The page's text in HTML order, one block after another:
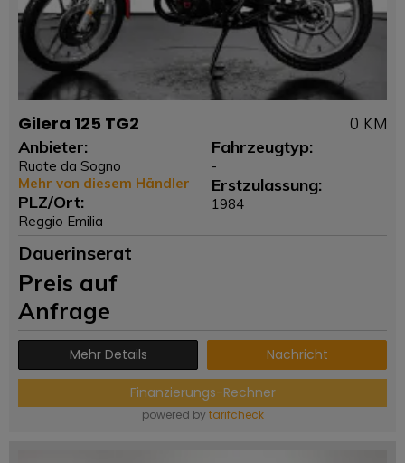
Gilera 125 TG2 0 KM
Anbieter:
Ruote da Sogno
Mehr von diesem Händler
PLZ/Ort:
Reggio Emilia
Fahrzeugtyp:
-
Erstzulassung:
1984
Dauerinserat
Preis auf
Anfrage
Mehr Details Nachricht
Finanzierungs-Rechner
powered by tarifcheck